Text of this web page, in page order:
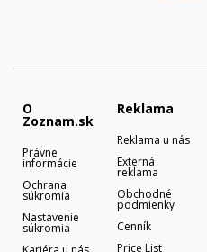
O
Zoznam.sk
Právne
informácie
Ochrana
súkromia
Nastavenie
súkromia
Reklama
Reklama u nás
Externá
reklama
Obchodné
podmienky
Cenník
Price List